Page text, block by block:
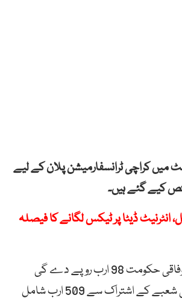
میں کراچی ٹرانسفارمیشن پلان کے لیے
ڈیٹا پر ٹیکس لگانے کا فیصلہ
ہم نیوز کے مطابق وفاقی حکومت 98 ارب روپے دے گی
جبکہ سرکاری و نجی شعبے کے اشتراک سے 509 ارب شامل